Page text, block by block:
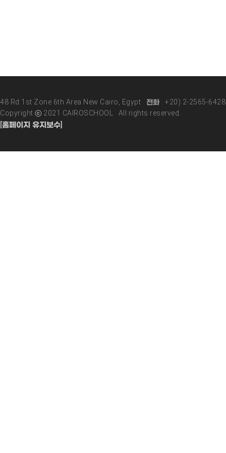
48 Rd 1st Zone 6th Area New Cairo, Egypt 전화 : +20) 2-2565-
Copyright ⓒ 2021 CAIROSCHOOL All rights reserved.
[홈페이지 유지보수]